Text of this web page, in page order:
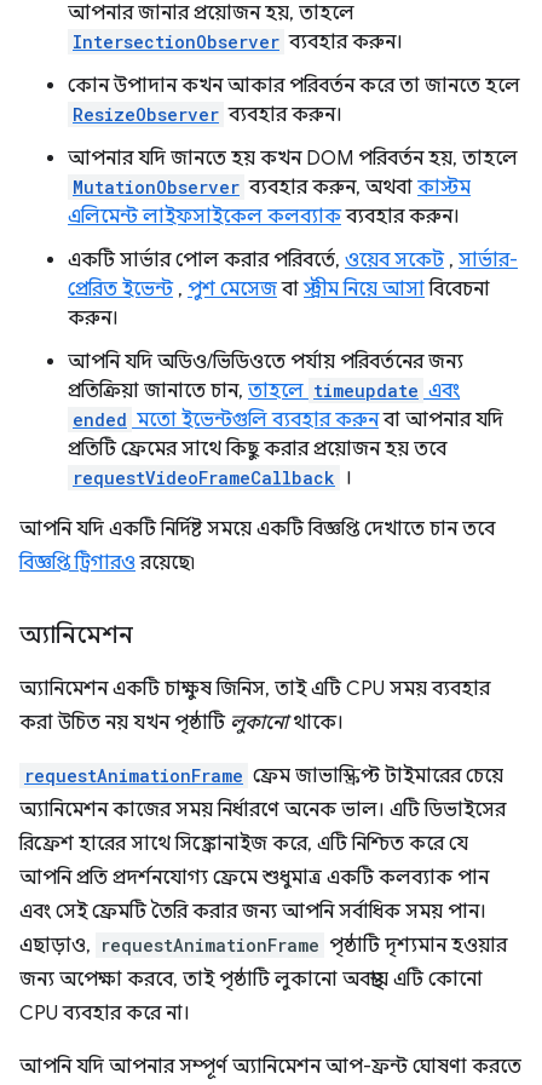
আপনার জানার প্রয়োজন হয়, তাহলে
IntersectionObserver ব্যবহার করুন।
কোন উপাদান কখন আকার পরিবর্তন করে তা জানতে হলে
ResizeObserver ব্যবহার করুন।
আপনার যদি জানতে হয় কখন DOM পরিবর্তন হয়, তাহলে
MutationObserver ব্যবহার করুন, অথবা কাস্টম
এলিমেন্ট লাইফসাইকেল কলব্যাকব্যবহার করুন।
একটি সার্ভার পোল করার পরিবর্তে, ওয়েব সকেট, সার্ভার-
প্রেরিত ইভেন্ট, পুশ মেসেজবাস্ট্রীম নিয়ে আসাবিবেচনা
করুন।
আপনি যদি অডিও/ভিডিওতে পর্যায় পরিবর্তনের জন্য
প্রতিক্রিয়া জানাতে চান, তাহলে timeupdate এবং
ended মতো ইভেন্টগুলি ব্যবহার করুনবা আপনার যদি
প্রতিটি ফ্রেমের সাথে কিছু করার প্রয়োজন হয় তবে
requestVideoFrameCallback ।
আপনি যদি একটি নির্দিষ্ট সময়ে একটি বিজ্ঞপ্তি দেখাতে চান তবে
বিজ্ঞপ্তি ট্রিগারও রয়েছে৷
অ্যানিমেশন
অ্যানিমেশন একটি চাক্ষুষ জিনিস, তাই এটি CPU সময় ব্যবহার
করা উচিত নয় যখন পৃষ্ঠাটি লুকানোথাকে।
requestAnimationFrame ফ্রেম জাভাস্ক্রিপ্ট টাইমারের চেয়ে
অ্যানিমেশন কাজের সময় নির্ধারণে অনেক ভাল। এটি ডিভাইসের
রিফ্রেশ হারের সাথে সিঙ্ক্রোনাইজ করে, এটি নিশ্চিত করে যে
আপনি প্রতি প্রদর্শনযোগ্য ফ্রেমে শুধুমাত্র একটি কলব্যাক পান
এবং সেই ফ্রেমটি তৈরি করার জন্য আপনি সর্বাধিক সময় পান।
এছাড়াও, requestAnimationFrame পৃষ্ঠাটি দৃশ্যমান হওয়ার
জন্য অপেক্ষা করবে, তাই পৃষ্ঠাটি লুকানো অবস্থায় এটি কোনো
CPU ব্যবহার করে না।
আপনি যদি আপনার সম্পূর্ণ অ্যানিমেশন আপ-ফ্রন্ট ঘোষণা করতে